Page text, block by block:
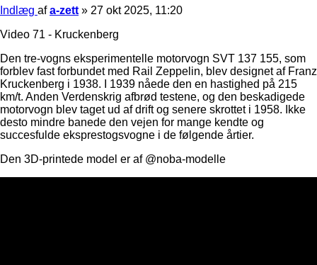
Indlæg afa-zett » 27 okt 2025, 11:20
Video 71 - Kruckenberg
Den tre-vogns eksperimentelle motorvogn SVT 137 155, som
forblev fast forbundet med Rail Zeppelin, blev designet af Franz
Kruckenberg i 1938. I 1939 nåede den en hastighed på 215
km/t. Anden Verdenskrig afbrød testene, og den beskadigede
motorvogn blev taget ud af drift og senere skrottet i 1958. Ikke
desto mindre banede den vejen for mange kendte og
succesfulde eksprestogsvogne i de følgende årtier.
Den 3D-printede model er af @noba-modelle